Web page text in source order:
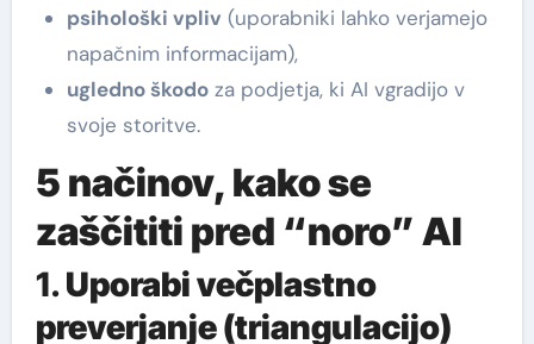
psihološki vpliv (uporabniki lahko verjamejo
napačnim informacijam),
ugledno škodoza podjetja, ki AI vgradijo v
svoje storitve.
5 načinov, kako se
zaščititi pred “noro” AI
1.Uporabi večplastno
preverjanje (triangulacijo)